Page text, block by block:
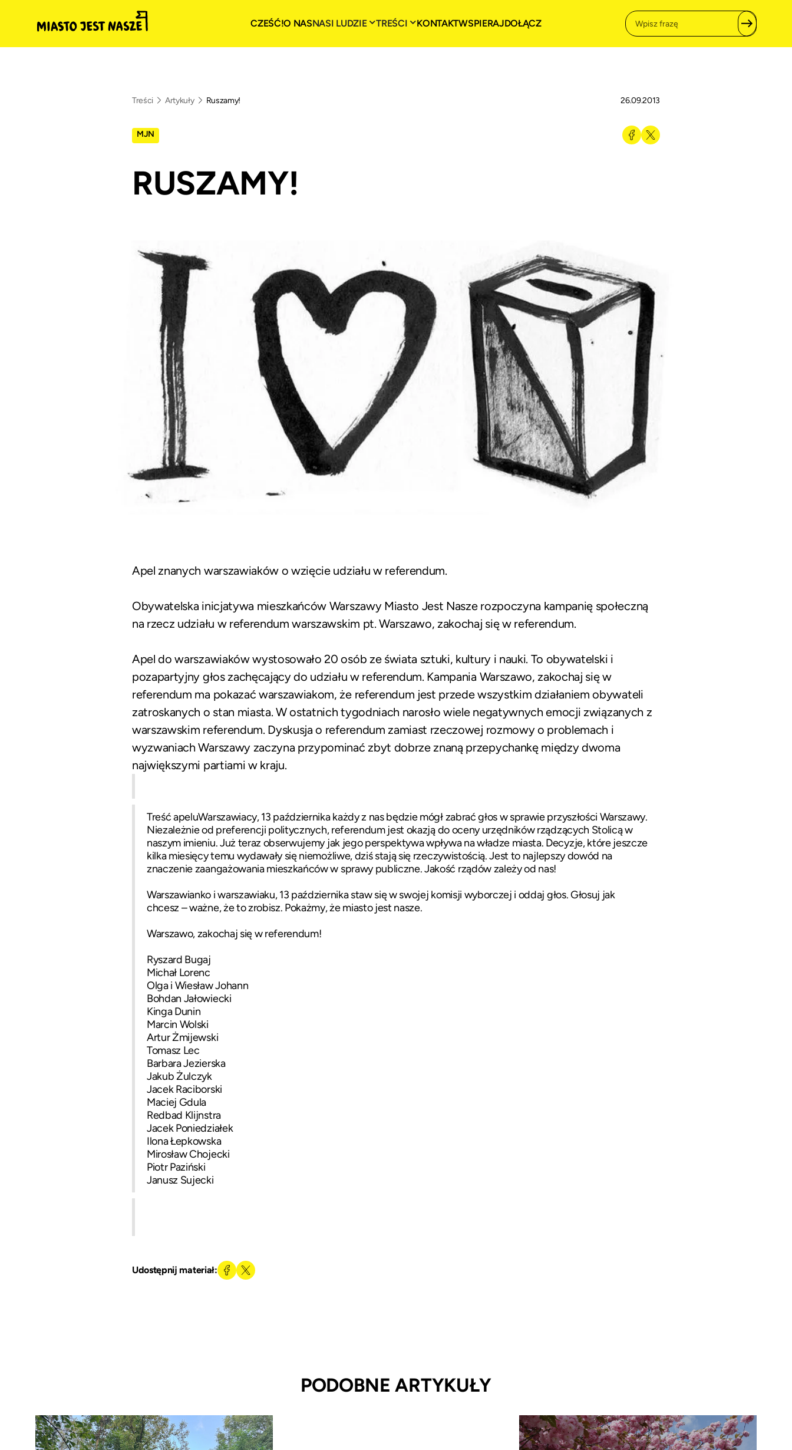
CZEŚĆ!O NASNASI LUDZIE TREŚCI KONTAKTWSPIERAJDOŁĄCZ
Treści Artykuły Ruszamy! 26.09.2013
MJN
RUSZAMY!
Apel znanych warszawiaków o wzięcie udziału w referendum.
Obywatelska inicjatywa mieszkańców Warszawy Miasto Jest Nasze rozpoczyna kampanię społeczną
na rzecz udziału w referendum warszawskim pt.Warszawo, zakochaj się w referendum.
Apel do warszawiaków wystosowało 20 osób ze świata sztuki, kultury i nauki. To obywatelski i
pozapartyjny głos zachęcający do udziału w referendum. Kampania Warszawo, zakochaj się w
referendum ma pokazać warszawiakom, że referendum jest przede wszystkim działaniem obywateli
zatroskanych o stan miasta. W ostatnich tygodniach narosło wiele negatywnych emocji związanych z
warszawskim referendum. Dyskusja o referendum zamiast rzeczowej rozmowy o problemach i
wyzwaniach Warszawy zaczyna przypominać zbyt dobrze znaną przepychankę między dwoma
największymi partiami w kraju.
Treść apeluWarszawiacy, 13 października każdy z nas będzie mógł zabrać głos w sprawie przyszłości Warszawy.
Niezależnie od preferencji politycznych, referendum jest okazją do oceny urzędników rządzących Stolicą w
naszym imieniu. Już teraz obserwujemy jak jego perspektywa wpływa na władze miasta. Decyzje, które jeszcze
kilka miesięcy temu wydawały się niemożliwe, dziś stają się rzeczywistością. Jest to najlepszy dowód na
znaczenie zaangażowania mieszkańców w sprawy publiczne. Jakość rządów zależy od nas!
Warszawianko i warszawiaku, 13 października staw się w swojej komisji wyborczej i oddaj głos. Głosuj jak
chcesz – ważne, że to zrobisz. Pokażmy, że miasto jest nasze.
Warszawo, zakochaj się w referendum!
Ryszard Bugaj
Michał Lorenc
Olga i Wiesław Johann
Bohdan Jałowiecki
Kinga Dunin
Marcin Wolski
Artur Żmijewski
Tomasz Lec
Barbara Jezierska
Jakub Żulczyk
Jacek Raciborski
Maciej Gdula
Redbad Klijnstra
Jacek Poniedziałek
Ilona Łepkowska
Mirosław Chojecki
Piotr Paziński
Janusz Sujecki
Udostępnij materiał:
PODOBNE ARTYKUŁY